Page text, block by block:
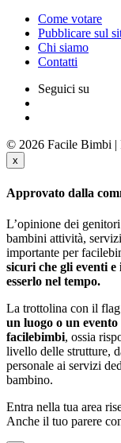
Come votare
Pubblicare sul
Chi siamo
Contatti
Seguici su
© 2026 Facile Bimbi |
x
Approvato dalla
L’opinione dei
bambini attività,
importante per
sicuri che gli eventi
esserlo nel tempo.
La trottolina con il
un luogo o un
facilebimbi, ossia
livello delle strutture,
personale ai servizi
bambino.
Entra nella tua area
Anche il tuo parere